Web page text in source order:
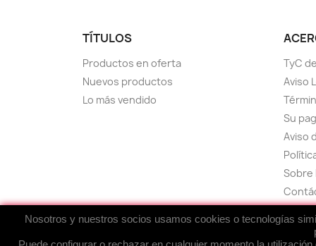
TÍTULOS
Productos en oferta
Nuevos productos
Lo más vendido
TyC
Aviso
Su
Aviso
Sobre
Mapa
Nosotros y nuestros socios usamos cookies o tecnologías